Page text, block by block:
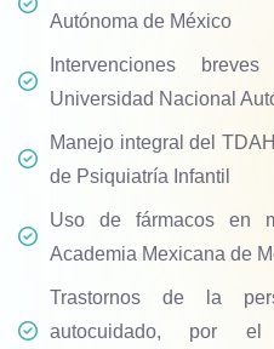
Autónoma de México
Intervenciones
Universidad Nacional
Manejo integral del
de Psiquiatría Infantil
Uso de fármacos en
Academia Mexicana de
Trastornos de la
autocuidado, por